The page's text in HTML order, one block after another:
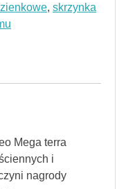
, skrzynka
Mega terra
i
nagrody